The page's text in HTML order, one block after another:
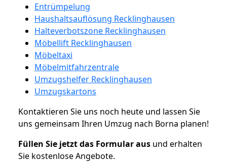
Entrümpelung
Haushaltsauflösung Recklinghausen
Halteverbotszone Recklinghausen
Möbellift Recklinghausen
Möbeltaxi
Möbelmitfahrzentrale
Umzugshelfer Recklinghausen
Umzugskartons
Kontaktieren Sie uns noch heute und lassen Sie
uns gemeinsam Ihren Umzug nach Borna planen!
Füllen Sie jetzt das Formular aus und erhalten
Sie kostenlose Angebote.